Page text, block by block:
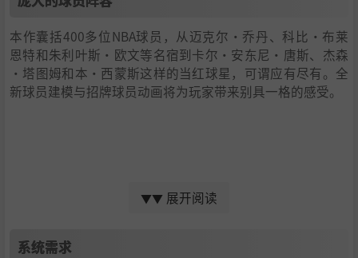
本作囊括400多位NBA球员，从迈克尔·乔丹、科比·布莱
恩特和朱利叶斯·欧文等名宿到卡尔·安东尼·唐斯、杰森
·塔图姆和本·西蒙斯这样的当红球星，可谓应有尽有。全
新球员建模与招牌球员动画将为玩家带来别具一格的感受。
▼▼ 展开阅读
系统需求